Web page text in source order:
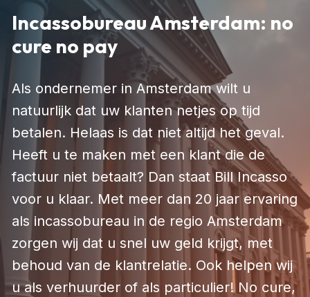
Incassobureau Amsterdam: no
cure no pay
Als ondernemer in Amsterdam wilt u
natuurlijk dat uw klanten netjes op tijd
betalen. Helaas is dat niet altijd het geval.
Heeft u te maken met een klant die de
factuur niet betaalt? Dan staat Bill Incasso
voor u klaar. Met meer dan 20 jaar ervaring
als incassobureau in de regio Amsterdam
zorgen wij dat u snel uw geld krijgt, met
behoud van de klantrelatie. Ook helpen wij
u als verhuurder of als particulier! No cure,